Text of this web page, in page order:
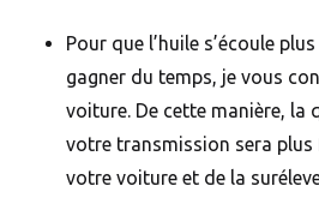
Pour que l’huile s’écoule
gagner du temps, je vous
voiture. De cette manière, la
votre transmission sera
votre voiture et de la